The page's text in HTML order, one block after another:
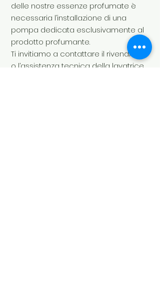
delle nostre essenze profumate è
necessaria l’installazione di una
pompa dedicata esclusivamente al
prodotto profumante.
Ti invitiamo a contattare il rivenditore
o l’assistenza tecnica della lavatrice